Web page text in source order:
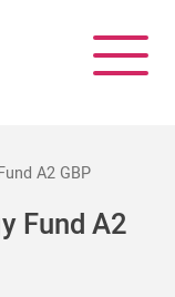
A2 GBP
Fund A2